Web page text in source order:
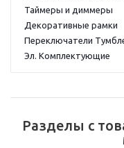
Таймеры и диммеры
Декоративные рамки
Переключатели
Эл. Комплектующие
Разделы с